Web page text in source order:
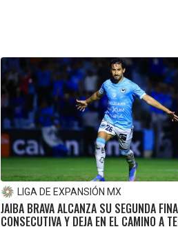
LIGA DE EXPANSIÓN MX
JAIBA BRAVA ALCANZA SU SEGUNDA
CONSECUTIVA Y DEJA EN EL CAMINO A